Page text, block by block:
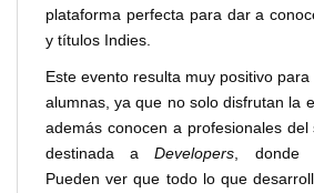
plataforma perfecta para dar a
y títulos Indies.
Este evento resulta muy positivo
alumnas, ya que no solo disfrutan la
además conocen a profesionales
destinada aDevelopers, donde
Pueden ver que todo lo que